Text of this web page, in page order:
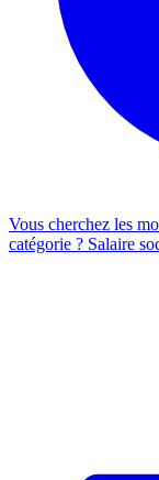
Vous cherchez les
catégorie ? Salaire